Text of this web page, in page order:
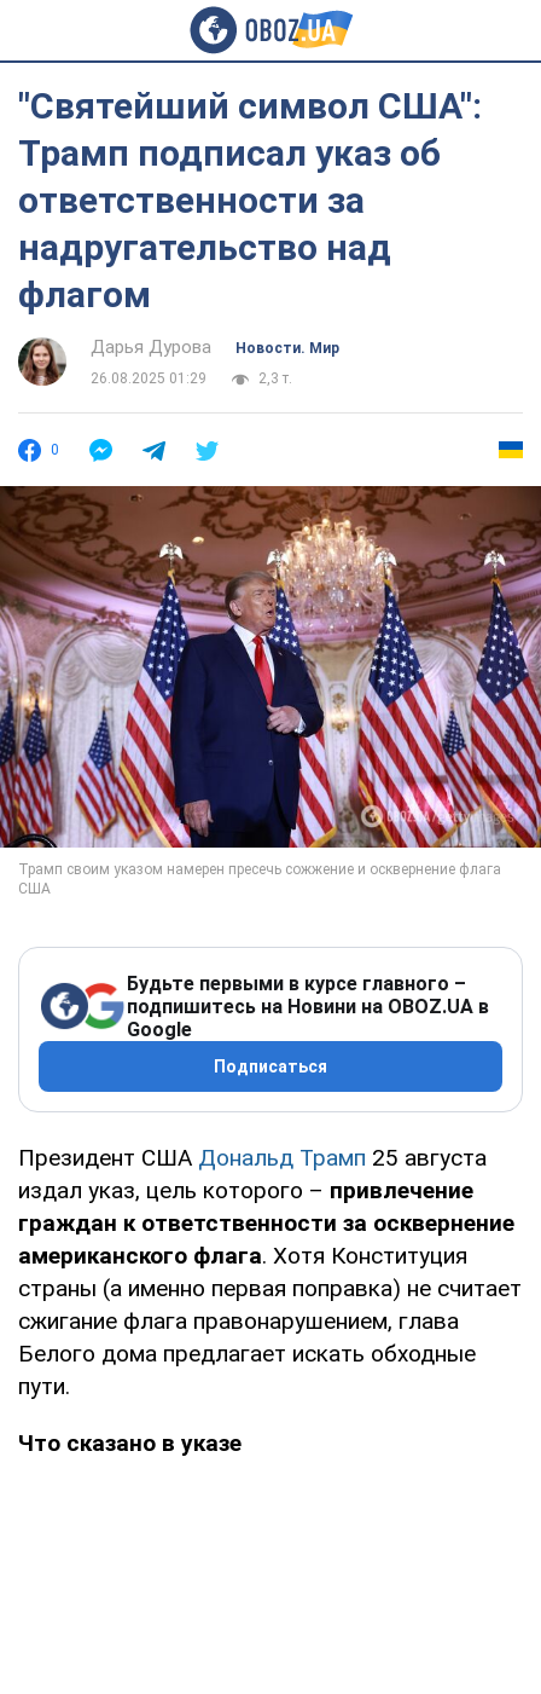
"Святейший символ США":
Трамп подписал указ об
ответственности за
надругательство над
флагом
Дарья Дурова
Новости. Мир
26.08.2025 01:29
2,3 т.
0
Будьте первыми в курсе главного –
подпишитесь на Новини на OBOZ.UA в
Google
Подписаться
Президент США Дональд Трамп 25 августа
издал указ, цель которого – привлечение
граждан к ответственности за осквернение
американского флага. Хотя Конституция
страны (а именно первая поправка) не считает
сжигание флага правонарушением, глава
Белого дома предлагает искать обходные
пути.
Что сказано в указе